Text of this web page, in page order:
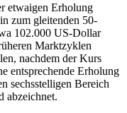
etwaigen Erholung
zum gleitenden 50-
102.000 US-Dollar
Marktzyklen
nachdem der Kurs
entsprechende Erholung
sechsstelligen Bereich
abzeichnet.